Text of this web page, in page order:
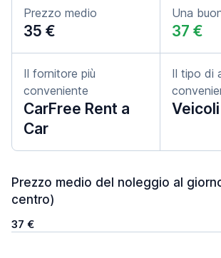
Prezzo medio
35 €
Una
37 €
Il fornitore più
conveniente
CarFree Rent a
Car
Il tipo di
Prezzo medio del noleggio al
centro)
37 €